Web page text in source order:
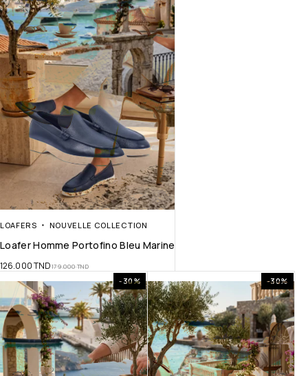
LOAFERS NOUVELLE COLLECTION
Loafer Homme Portofino Bleu Marine
179.000TND
126.000TND
-30% -30%